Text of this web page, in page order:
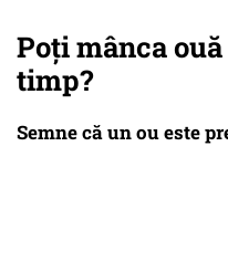
Poți mânca
timp?
Semne că un ou este